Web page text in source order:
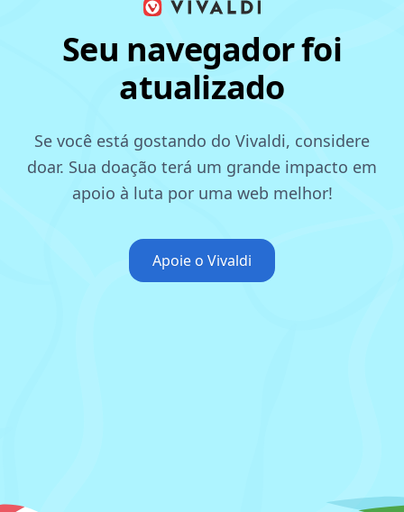
Seu navegador foi
atualizado
Se você está gostando do Vivaldi, considere
doar. Sua doação terá um grande impacto em
apoio à luta por uma web melhor!
Apoie o Vivaldi